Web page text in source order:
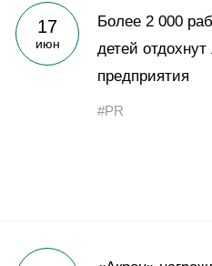
О Группе «Акрон»
География
17
июн
Более 2 000
детей
предприятия
#PR